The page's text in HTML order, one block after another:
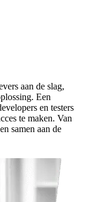
aan de slag,
Een
en testers
te maken. Van
samen aan de